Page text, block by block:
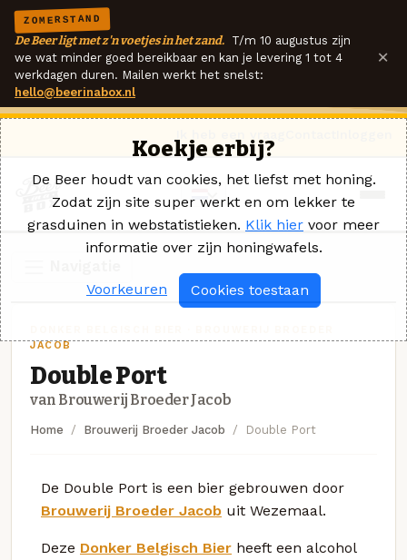
ZOMERSTAND
De Beer ligt met z'n voetjes in het zand. T/m 10 augustus zijn
we wat minder goed bereikbaar en kan je levering 1 tot 4
werkdagen duren. Mailen werkt het snelst:
hello@beerinabox.nl
×
JACOB
Double Port
van Brouwerij Broeder Jacob
Home Brouwerij Broeder Jacob Double Port
De Double Port is een bier gebrouwen door
Brouwerij Broeder Jacob uit Wezemaal.
Deze Donker Belgisch Bier heeft een alcohol
Koekje erbij?
De Beer houdt van cookies, het liefst met honing.
Zodat zijn site super werkt en om lekker te
grasduinen in webstatistieken. Klik hier voor meer
informatie over zijn honingwafels.
Voorkeuren Cookies toestaan